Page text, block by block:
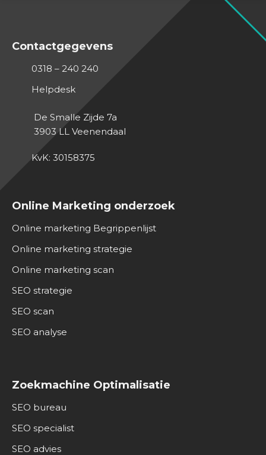
Online Marketing onderzoek
Online marketing Begrippenlijst
Online marketing strategie
Online marketing scan
SEO strategie
SEO scan
SEO analyse
Zoekmachine Optimalisatie
SEO bureau
SEO specialist
SEO advies
Contactgegevens
0318 – 240 240
Helpdesk
De Smalle Zijde 7a
3903 LL Veenendaal
KvK: 30158375